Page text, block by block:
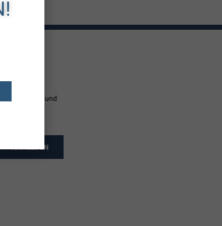
Produkten und
ANMELDEN